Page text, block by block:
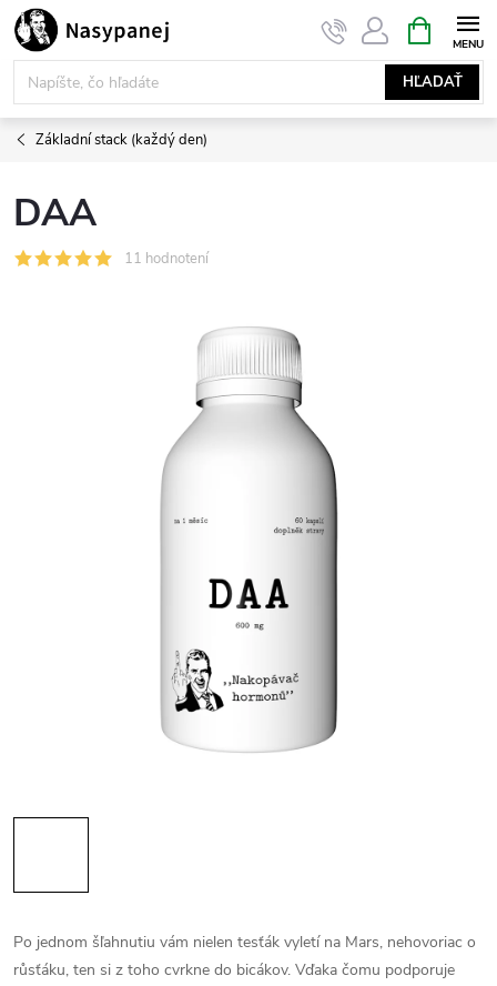
Prejsť
na
obsah
HĽADAŤ
KOŠÍK
Základní stack (každý den)
DAA
11 hodnotení
Po jednom šľahnutiu vám nielen tesťák vyletí na Mars, nehovoriac o
růsťáku, ten si z toho cvrkne do bicákov. Vďaka čomu podporuje